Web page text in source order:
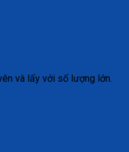
và lấy với số lượng lớn.